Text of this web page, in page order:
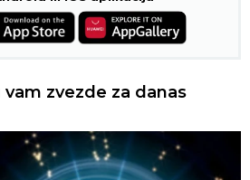
zvezde za danas